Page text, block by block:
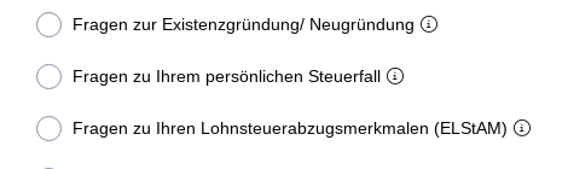
Fragen zur Existenzgründung/ Neugründung
Fragen zu Ihrem persönlichen Steuerfall
Fragen zu Ihren Lohnsteuerabzugsmerkmalen (ELStAM)